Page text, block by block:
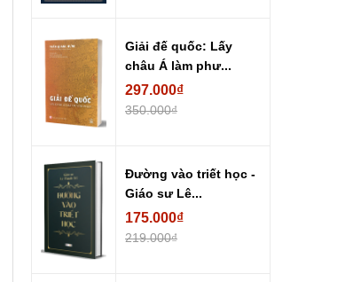
Giải đế quốc: Lấy
châu Á làm phư...
297.000₫
350.000₫
Đường vào triết học -
Giáo sư Lê...
175.000₫
219.000₫